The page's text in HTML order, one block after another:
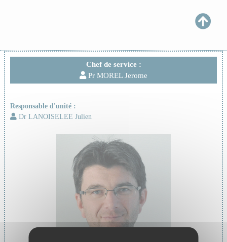
Chef de service :
Pr MOREL Jerome
Responsable d'unité :
Dr LANOISELEE Julien